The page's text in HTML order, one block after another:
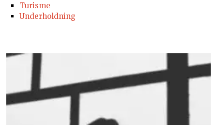
Turisme
Underholdning